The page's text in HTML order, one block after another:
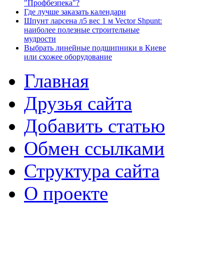
"Профбезпека"?
Где лучше заказать календари
Шпунт ларсена л5 вес 1 м Vector Shpunt:
наиболее полезные строительные
мудрости
Выбрать линейные подшипники в Киеве
или схожее оборудование
Главная
Друзья сайта
Добавить статью
Обмен ссылками
Структура сайта
О проекте